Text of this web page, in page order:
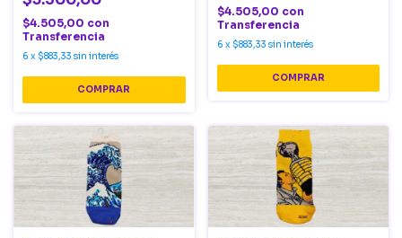
$4.505,00 con
Transferencia
6 x $883,33 sin interés
$4.505,00 con
Transferencia
6 x $883,33 sin interés